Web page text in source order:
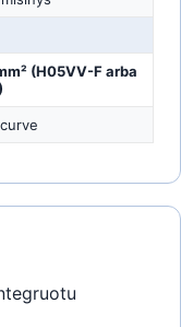
(H05VV-F arba